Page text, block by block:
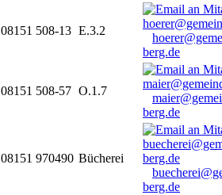
08151 508-13 E.3.2
berg.de
08151 508-57 O.1.7
berg.de
08151 970490 Bücherei
berg.de